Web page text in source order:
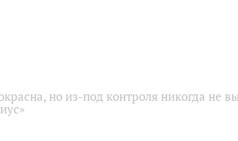
но из-под контроля никогда не